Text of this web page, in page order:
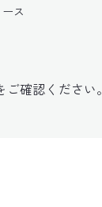
ス
確認ください。